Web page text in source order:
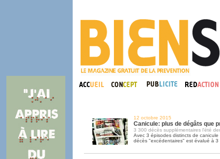
12 octobre 2015
Canicule: plus de dégâts que
3 300 décès supplémentaires l'été
Avec 3 épisodes distincts de
décès "excédentaires" est évalué à 3